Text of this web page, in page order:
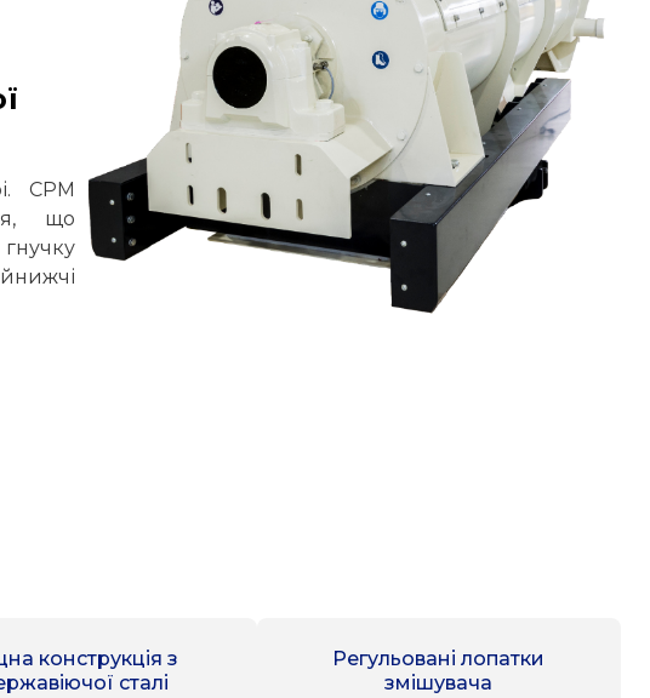
CPM
що
конструкція з
сталі
Регульовані лопатки
змішувача